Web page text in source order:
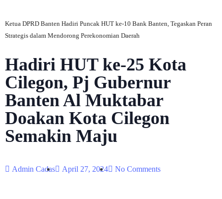
Ketua DPRD Banten Hadiri Puncak HUT ke-10 Bank Banten, Tegaskan Peran
Strategis dalam Mendorong Perekonomian Daerah
Hadiri HUT ke-25 Kota
Cilegon, Pj Gubernur
Banten Al Muktabar
Doakan Kota Cilegon
Semakin Maju
Admin Cadas April 27, 2024 No Comments